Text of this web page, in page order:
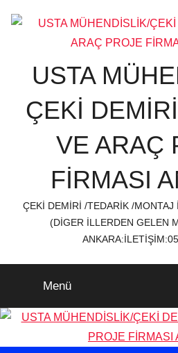
atla
USTA
ÇEKİ
VE ARAÇ
FİRMASI
ÇEKİ DEMİRİ /TEDARİK /MONTAJ
(DİGER İLLERDEN GELEN
Menü